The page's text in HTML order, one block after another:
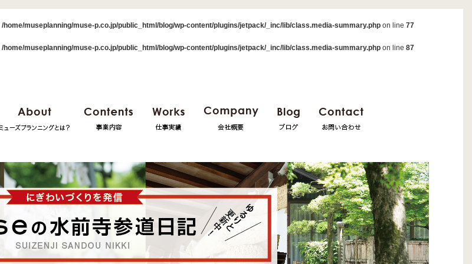
/home/museplanning/muse-p.co.jp/public_html/blog/wp-content/plugins/jetpack/_inc/lib/class.media-summary.php on line 77
/home/museplanning/muse-p.co.jp/public_html/blog/wp-content/plugins/jetpack/_inc/lib/class.media-summary.php on line 87